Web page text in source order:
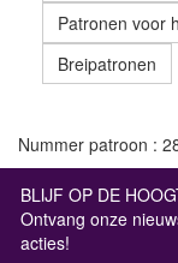
Patronen voor
Breipatronen
Nummer patroon :
BLIJF OP DE
Ontvang onze
acties!